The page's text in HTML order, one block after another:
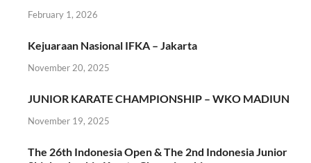
February 1, 2026
Kejuaraan Nasional IFKA – Jakarta
November 20, 2025
JUNIOR KARATE CHAMPIONSHIP – WKO MADIUN
November 19, 2025
The 26th Indonesia Open & The 2nd Indonesia Junior